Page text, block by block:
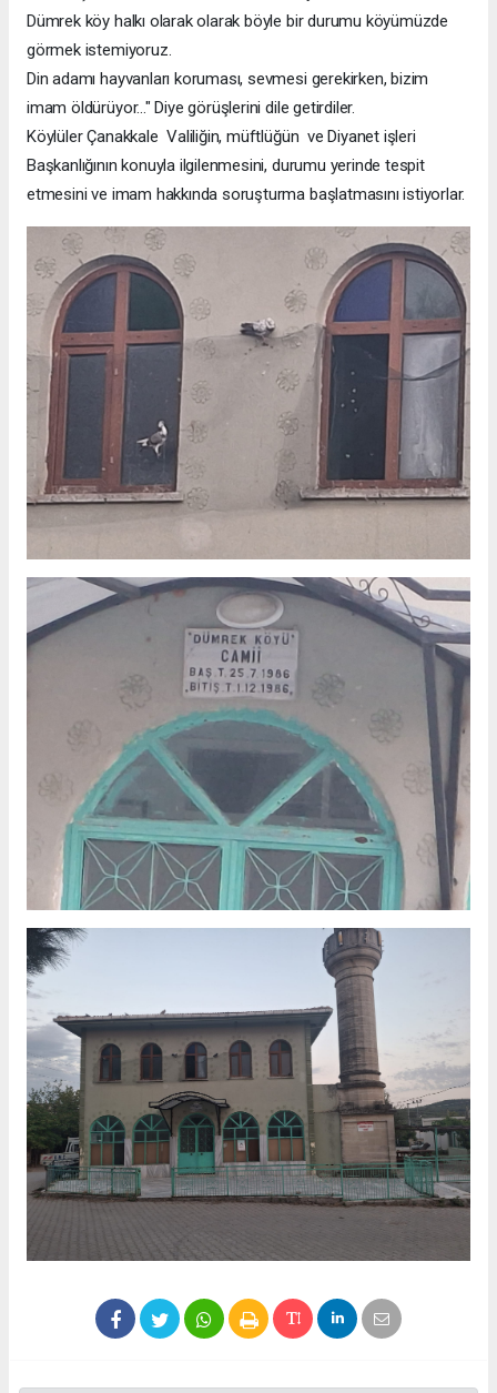
Dümrek köy halkı olarak olarak böyle bir durumu köyümüzde
görmek istemiyoruz.
Din adamı hayvanları koruması, sevmesi gerekirken, bizim
imam öldürüyor..." Diye görüşlerini dile getirdiler.
Köylüler Çanakkale Valiliğin, müftlüğün ve Diyanet işleri
Başkanlığının konuyla ilgilenmesini, durumu yerinde tespit
etmesini ve imam hakkında soruşturma başlatmasını istiyorlar.